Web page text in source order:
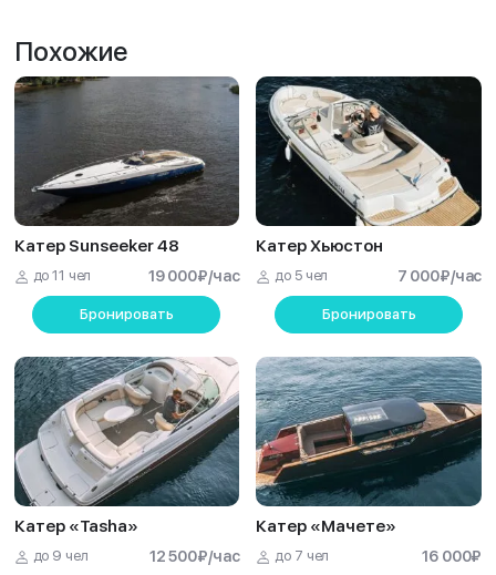
Похожие
Катер Sunseeker 48
до 11 чел 19 000₽/час
Бронировать
Катер Хьюстон
до 5 чел 7 000₽/час
Бронировать
Катер «Tasha»
до 9 чел 12 500₽/час
Катер «Мачете»
до 7 чел 16 000₽